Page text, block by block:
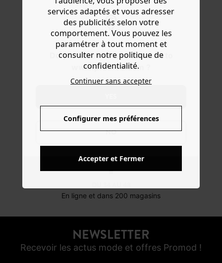
Do you want to be redirected to
www.promod.com ?
NO
-10% POUR LES ÉTUDIANTS
sur l'e-shop et en magasin
En ligne et dans 200 magasins
NEWSLETTER
Recevoir les actus mode et offres Promod !
services adaptés et vous adresser
des publicités selon votre
comportement. Vous pouvez les
paramétrer à tout moment et
consulter notre politique de
confidentialité.
Continuer sans accepter
Configurer mes préférences
Accepter et Fermer